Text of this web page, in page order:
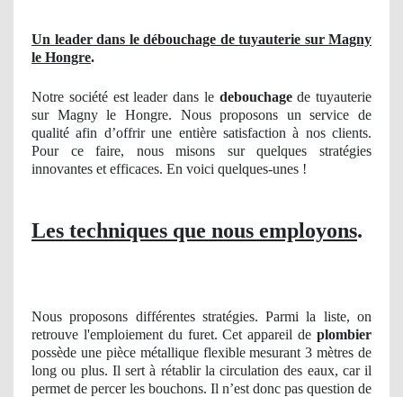
Un leader dans le débouchage de tuyauterie sur Magny
le Hongre.
Notre société est leader dans le debouchagede tuyauterie
sur Magny le Hongre. Nous proposons un service de
qualité afin d’offrir une entière satisfaction à nos clients.
Pour ce faire, nous misons sur quelques stratégies
innovantes et efficaces. En voici quelques-unes !
Les techniques que nous employons.
Nous proposons différentes stratégies. Parmi la liste, on
retrouve l'emploiement du furet. Cet appareil de plombier
possède une pièce métallique flexible mesurant 3 mètres de
long ou plus. Il sert à rétablir la circulation des eaux, car il
permet de percer les bouchons. Il n’est donc pas question de